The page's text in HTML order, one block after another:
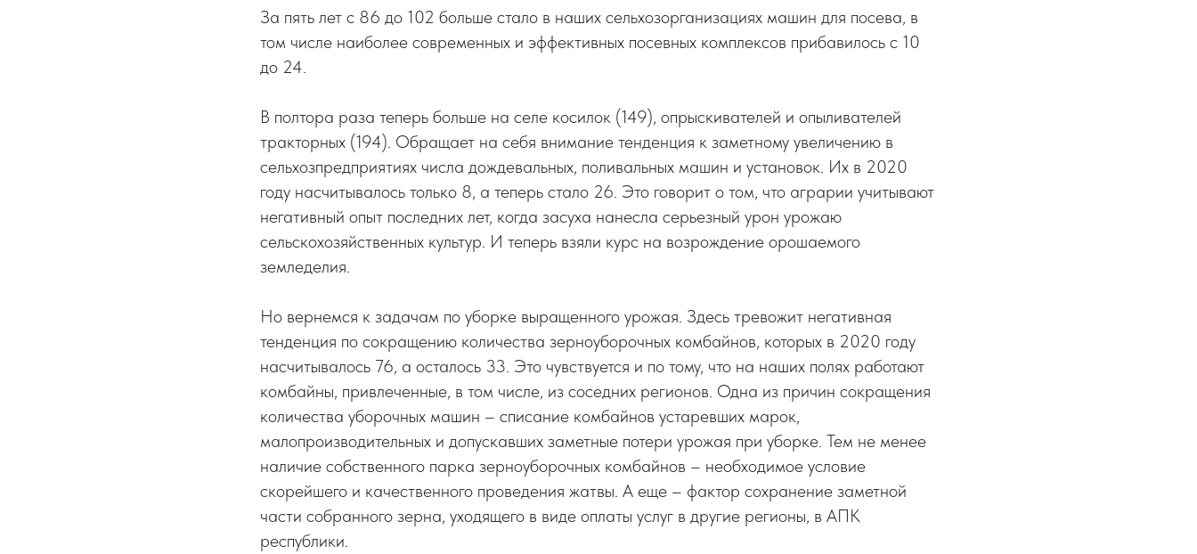
За пять лет с 86 до 102 больше стало в наших сельхозорганизациях машин для посева, в
том числе наиболее современных и эффективных посевных комплексов прибавилось с 10
до 24.
В полтора раза теперь больше на селе косилок (149), опрыскивателей и опыливателей
тракторных (194). Обращает на себя внимание тенденция к заметному увеличению в
сельхозпредприятиях числа дождевальных, поливальных машин и установок. Их в 2020
году насчитывалось только 8, а теперь стало 26. Это говорит о том, что аграрии учитывают
негативный опыт последних лет, когда засуха нанесла серьезный урон урожаю
сельскохозяйственных культур. И теперь взяли курс на возрождение орошаемого
земледелия.
Но вернемся к задачам по уборке выращенного урожая. Здесь тревожит негативная
тенденция по сокращению количества зерноуборочных комбайнов, которых в 2020 году
насчитывалось 76, а осталось 33. Это чувствуется и по тому, что на наших полях работают
комбайны, привлеченные, в том числе, из соседних регионов. Одна из причин сокращения
количества уборочных машин – списание комбайнов устаревших марок,
малопроизводительных и допускавших заметные потери урожая при уборке. Тем не менее
наличие собственного парка зерноуборочных комбайнов – необходимое условие
скорейшего и качественного проведения жатвы. А еще – фактор сохранение заметной
части собранного зерна, уходящего в виде оплаты услуг в другие регионы, в АПК
республики.